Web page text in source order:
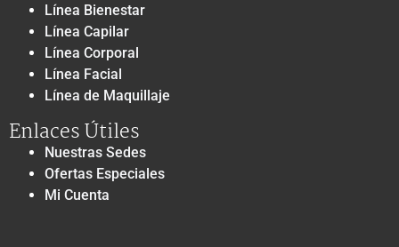
Línea Bienestar
Línea Capilar
Línea Corporal
Línea Facial
Línea de Maquillaje
Enlaces Útiles
Nuestras Sedes
Ofertas Especiales
Mi Cuenta